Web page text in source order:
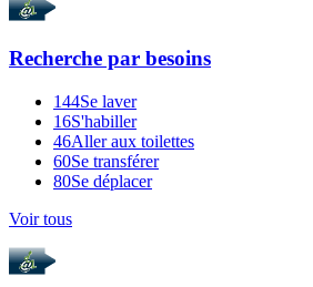
Recherche par besoins
144Se laver
16S'habiller
46Aller aux toilettes
60Se transférer
80Se déplacer
Voir tous